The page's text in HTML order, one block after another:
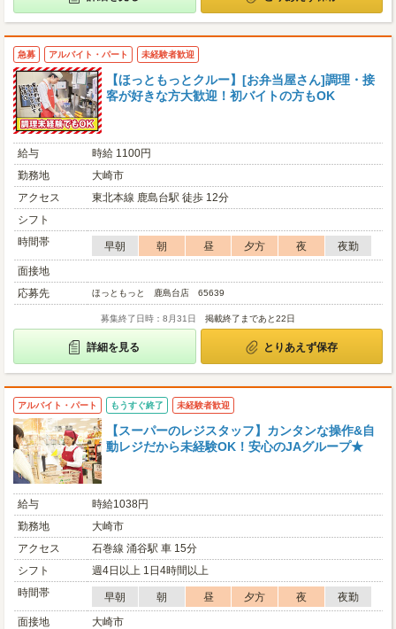
急募 アルバイト・パート 未経験者歓迎
【ほっともっとクルー】[お弁当屋さん]調理・接
客が好きな方大歓迎！初バイトの方もOK
給与
時給 1100円
勤務地
大崎市
アクセス
東北本線 鹿島台駅 徒歩 12分
シフト
時間帯
早朝 朝 昼 夕方 夜
夜勤
面接地
応募先
ほっともっと 鹿島台店 65639
募集終了日時：8月31日 掲載終了まであと22日
詳細を見る とりあえず保存
アルバイト・パート もうすぐ終了 未経験者歓迎
【スーパーのレジスタッフ】カンタンな操作&自
動レジだから未経験OK！安心のJAグループ★
給与
時給1038円
勤務地
大崎市
アクセス
石巻線 涌谷駅 車 15分
シフト
週4日以上 1日4時間以上
時間帯
早朝 朝 昼 夕方 夜
夜勤
面接地
大崎市